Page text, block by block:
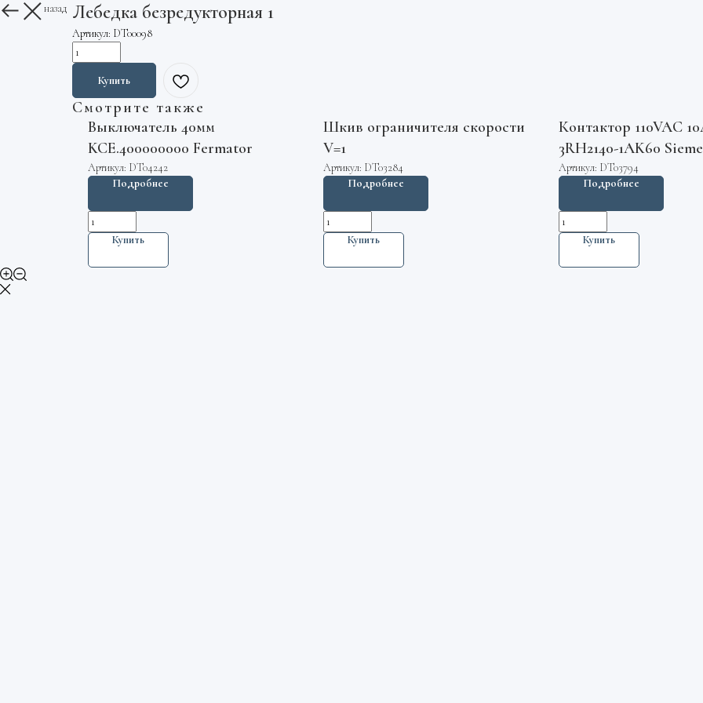
Вернуться назад Лебедка безредукторная 1
Артикул: DT00098
Купить
Смотрите также
Выключатель 40мм
KCE.400000000 Fermator
Артикул: DT04242
Подробнее
Купить
Шкив ограничителя скорости
V=1
Артикул: DT03284
Подробнее
Купить
Контактор 110VAC
3RH2140-1AK60
Артикул: DT03794
Подробнее
Купить